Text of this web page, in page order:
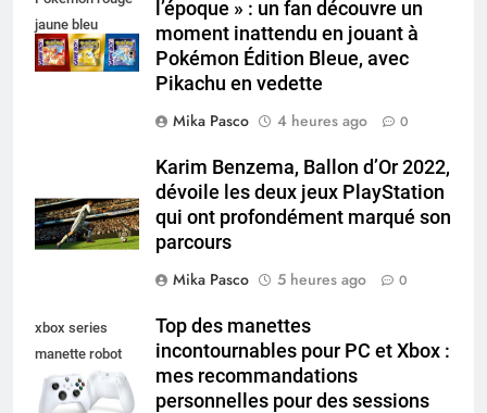
jaune bleu
l’époque » : un fan découvre un
moment inattendu en jouant à
Pokémon Édition Bleue, avec
Pikachu en vedette
Mika Pasco
4 heures ago 0
Karim Benzema, Ballon d’Or 2022,
dévoile les deux jeux PlayStation
qui ont profondément marqué son
parcours
Mika Pasco
5 heures ago 0
xbox series
manette robot
white
Top des manettes
incontournables pour PC et Xbox :
mes recommandations
personnelles pour des sessions